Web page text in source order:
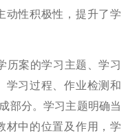
动性积极性，提升了学
案的学习主题、学习
学习过程、作业检测和
部分。学习主题明确当
材中的位置及作用，学